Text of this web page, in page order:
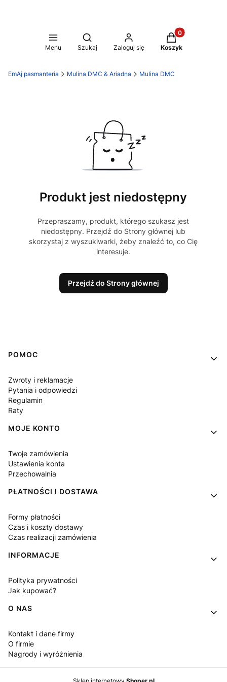
Menu
Otwórz wyszukiwarkę
Szukaj Zaloguj się
Produkty w
Koszyk
EmAj pasmanteria Mulina DMC & Ariadna Mulina DMC
Produkt jest niedostępny
Przepraszamy, produkt, którego szukasz jest
niedostępny. Przejdź do Strony głównej lub
skorzystaj z wyszukiwarki, żeby znaleźć to, co Cię
interesuje.
Przejdź do Strony głównej
Linki w stopce
POMOC
Zwroty i reklamacje
Pytania i odpowiedzi
Regulamin
Raty
MOJE KONTO
Twoje zamówienia
Ustawienia konta
Przechowalnia
PŁATNOŚCI I DOSTAWA
Formy płatności
Czas i koszty dostawy
Czas realizacji zamówienia
INFORMACJE
Polityka prywatności
Jak kupować?
O NAS
Kontakt i dane firmy
O firmie
Nagrody i wyróżnienia